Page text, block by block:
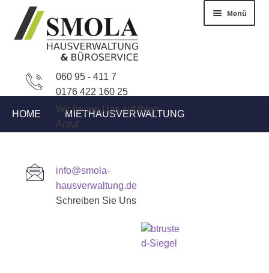
HOME MIETHAUSVERWALTUNG
IMMOBILIEN ANGEBOTE
Navigation
springen
Zum
Inhalt
springen
060 95 - 411 7
0176 422 160 25
Wir freuen Uns auf Ihren
Anruf
info@smola-
hausverwaltung.de
Schreiben Sie Uns
Menü